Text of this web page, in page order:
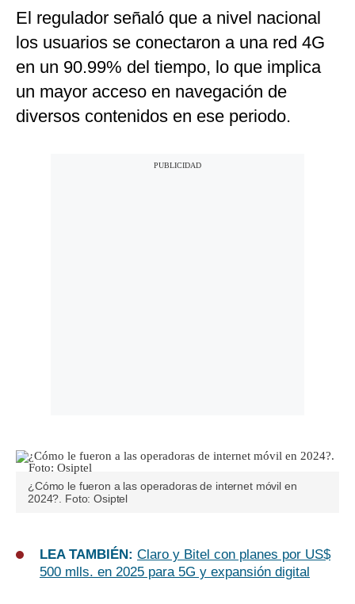
El regulador señaló que a nivel nacional
los usuarios se conectaron a una red 4G
en un 90.99% del tiempo, lo que implica
un mayor acceso en navegación de
diversos contenidos en ese periodo.
¿Cómo le fueron a las operadoras de internet móvil en
2024?. Foto: Osiptel
LEA TAMBIÉN: Claro y Bitel con planes por US$
500 mlls. en 2025 para 5G y expansión digital